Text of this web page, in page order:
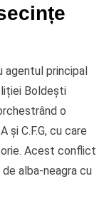
agentul principal
Boldești
o
și C.F.G, cu care
Acest conflict
alba-neagra cu